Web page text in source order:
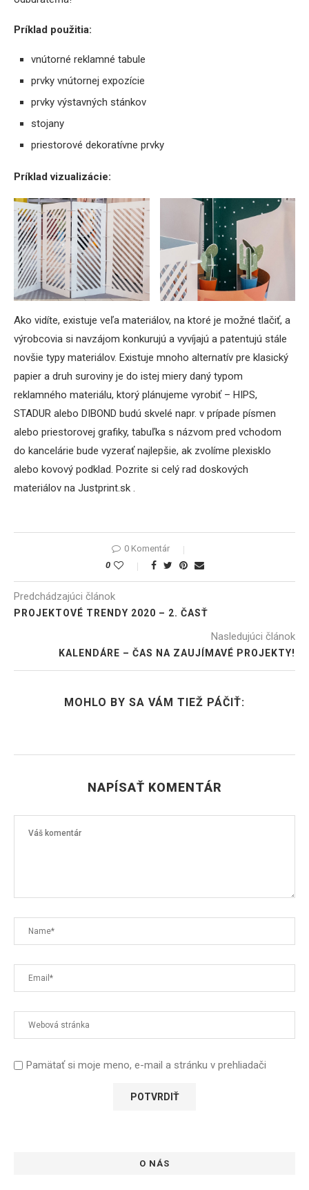
Príklad použitia:
vnútorné reklamné tabule
prvky vnútornej expozície
prvky výstavných stánkov
stojany
priestorové dekoratívne prvky
Príklad vizualizácie:
Ako vidíte, existuje veľa materiálov, na ktoré je možné tlačiť, a
výrobcovia si navzájom konkurujú a vyvíjajú a patentujú stále
novšie typy materiálov. Existuje mnoho alternatív pre klasický
papier a druh suroviny je do istej miery daný typom
reklamného materiálu, ktorý plánujeme vyrobiť – HIPS,
STADUR alebo DIBOND budú skvelé napr. v prípade písmen
alebo priestorovej grafiky, tabuľka s názvom pred vchodom
do kancelárie bude vyzerať najlepšie, ak zvolíme plexisklo
alebo kovový podklad. Pozrite si celý rad doskových
materiálov na Justprint.sk .
0 Komentár
0
Predchádzajúci článok
PROJEKTOVÉ TRENDY 2020 – 2. ČASŤ
Nasledujúci článok
KALENDÁRE – ČAS NA ZAUJÍMAVÉ PROJEKTY!
MOHLO BY SA VÁM TIEŽ PÁČIŤ:
NAPÍSAŤ KOMENTÁR
Pamätať si moje meno, e-mail a stránku v prehliadači
O NÁS